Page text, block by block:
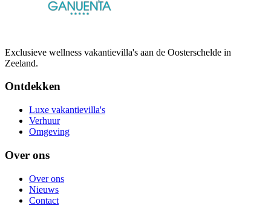
Exclusieve wellness vakantievilla's aan de Oosterschelde in
Zeeland.
Ontdekken
Luxe vakantievilla's
Verhuur
Omgeving
Over ons
Over ons
Nieuws
Contact